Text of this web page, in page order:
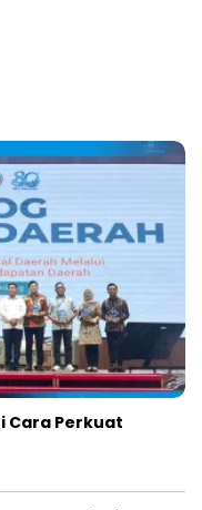
Cara Perkuat